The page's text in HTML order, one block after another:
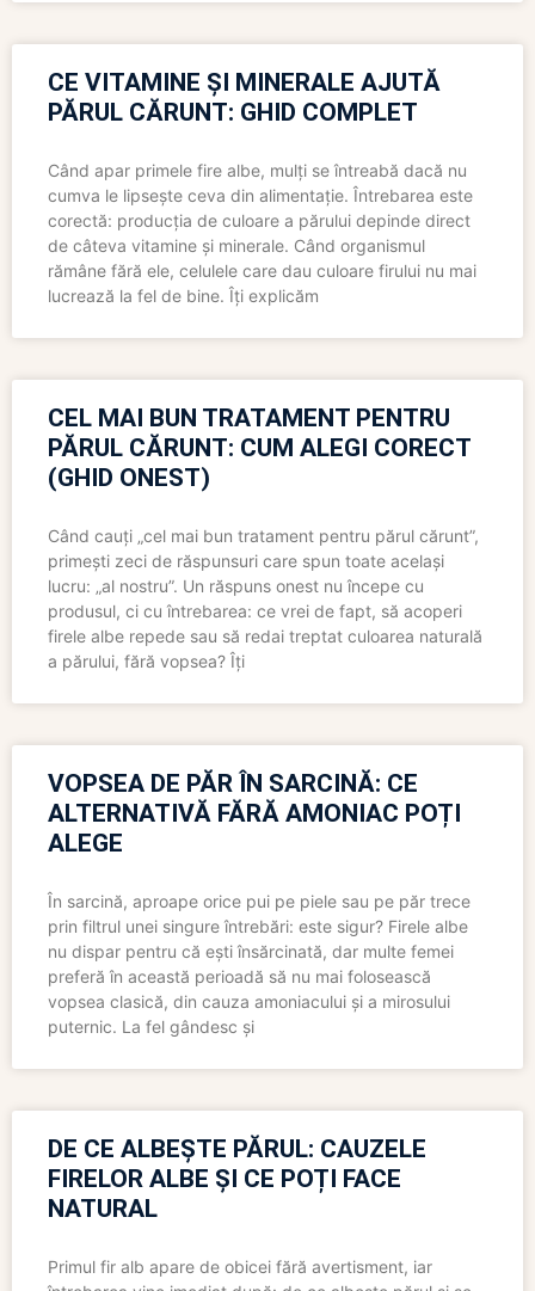
CE VITAMINE ȘI MINERALE AJUTĂ
PĂRUL CĂRUNT: GHID COMPLET
Când apar primele fire albe, mulți se întreabă dacă nu
cumva le lipsește ceva din alimentație. Întrebarea este
corectă: producția de culoare a părului depinde direct
de câteva vitamine și minerale. Când organismul
rămâne fără ele, celulele care dau culoare firului nu mai
lucrează la fel de bine. Îți explicăm
CEL MAI BUN TRATAMENT PENTRU
PĂRUL CĂRUNT: CUM ALEGI CORECT
(GHID ONEST)
Când cauți „cel mai bun tratament pentru părul cărunt”,
primești zeci de răspunsuri care spun toate același
lucru: „al nostru”. Un răspuns onest nu începe cu
produsul, ci cu întrebarea: ce vrei de fapt, să acoperi
firele albe repede sau să redai treptat culoarea naturală
a părului, fără vopsea? Îți
VOPSEA DE PĂR ÎN SARCINĂ: CE
ALTERNATIVĂ FĂRĂ AMONIAC POȚI
ALEGE
În sarcină, aproape orice pui pe piele sau pe păr trece
prin filtrul unei singure întrebări: este sigur? Firele albe
nu dispar pentru că ești însărcinată, dar multe femei
preferă în această perioadă să nu mai folosească
vopsea clasică, din cauza amoniacului și a mirosului
puternic. La fel gândesc și
DE CE ALBEȘTE PĂRUL: CAUZELE
FIRELOR ALBE ȘI CE POȚI FACE
NATURAL
Primul fir alb apare de obicei fără avertisment, iar